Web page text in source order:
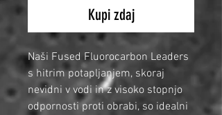
Kupi zdaj
Naši Fused Fluorocarbon Leaders
s hitrim potapljanjem, skoraj
nevidni v vodi in z visoko stopnjo
odpornosti proti obrabi, so idealni